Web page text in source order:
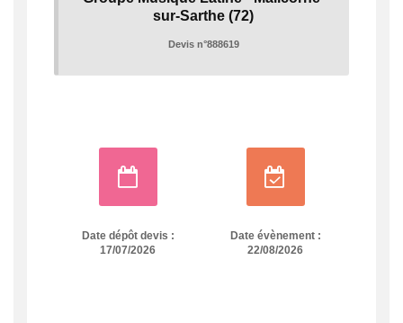
sur-Sarthe (72)
Devis n°888619
Date dépôt devis :
17/07/2026
Date évènement :
22/08/2026